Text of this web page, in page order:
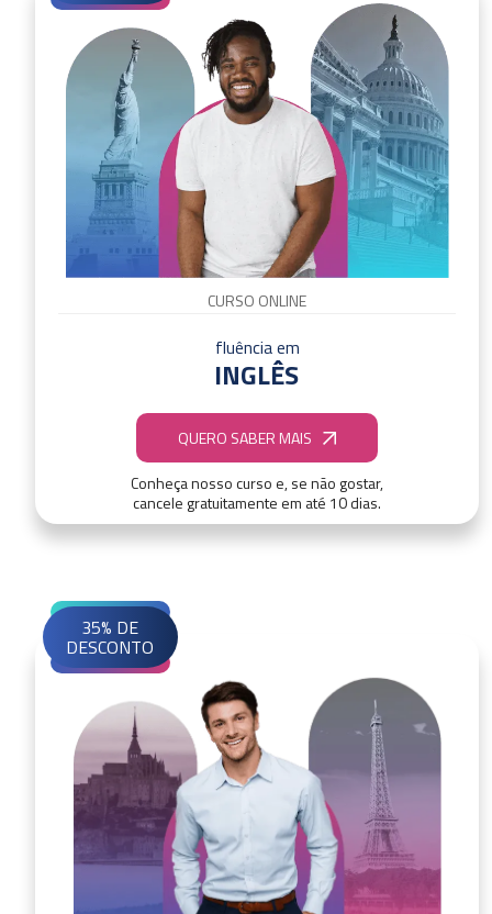
CURSO ONLINE
fluência em
INGLÊS
QUERO SABER MAIS
Conheça nosso curso e, se não gostar,
cancele gratuitamente em até 10 dias.
35% DE
DESCONTO